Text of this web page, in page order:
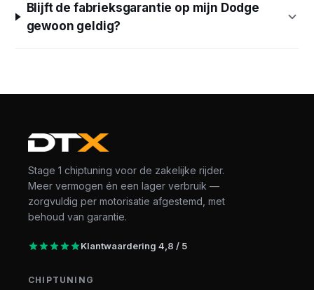
Blijft de fabrieksgarantie op mijn Dodge
gewoon geldig?
Stage 1 chiptuning voor de zakelijke rijder.
Meer vermogen én een lager verbruik —
zorgvuldig per motorisatie afgestemd, met
behoud van garantie.
Klantwaardering 4,8 / 5
CHIPTUNING